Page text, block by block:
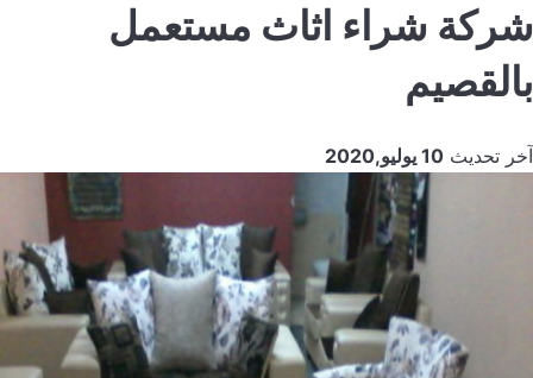
شركة شراء اثاث مستعمل
بالقصيم
آخر تحديث 10 يوليو,2020